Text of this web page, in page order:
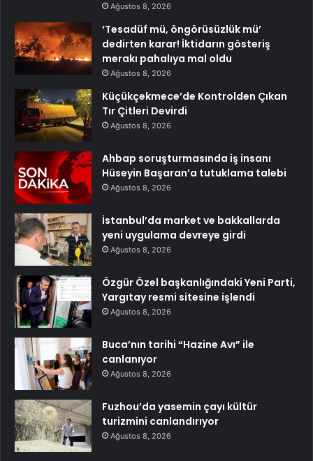
Ağustos 8, 2026
‘Tesadüf mü, öngörüsüzlük mü’
dedirten karar! İktidarın gösteriş
merakı pahalıya mal oldu
Ağustos 8, 2026
Küçükçekmece’de Kontrolden Çıkan
Tır Çitleri Devirdi
Ağustos 8, 2026
Ahbap soruşturmasında iş insanı
Hüseyin Başaran’a tutuklama talebi
Ağustos 8, 2026
İstanbul’da market ve bakkallarda
yeni uygulama devreye girdi
Ağustos 8, 2026
Özgür Özel başkanlığındaki Yeni Parti,
Yargıtay resmi sitesine işlendi
Ağustos 8, 2026
Buca’nın tarihi “Hazine Avı” ile
canlanıyor
Ağustos 8, 2026
Fuzhou’da yasemin çayı kültür
turizmini canlandırıyor
Ağustos 8, 2026